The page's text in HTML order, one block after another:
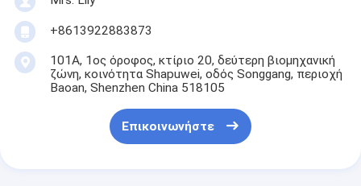
+8613922883873
101Α, 1ος όροφος, κτίριο 20, δεύτερη βιομηχανική
ζώνη, κοινότητα Shapuwei, οδός Songgang, περιοχή
Baoan, Shenzhen China 518105
Επικοινωνήστε